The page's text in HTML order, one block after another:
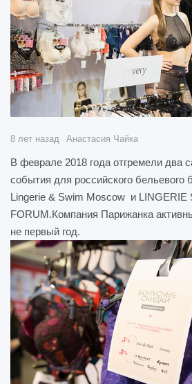
8 лет назад Анастасия Чайка
В феврале 2018 года отгремели два
события для российского бельевого
Lingerie & Swim Moscow и LINGERIE
FORUM.Компания Парижанка
не первый год.